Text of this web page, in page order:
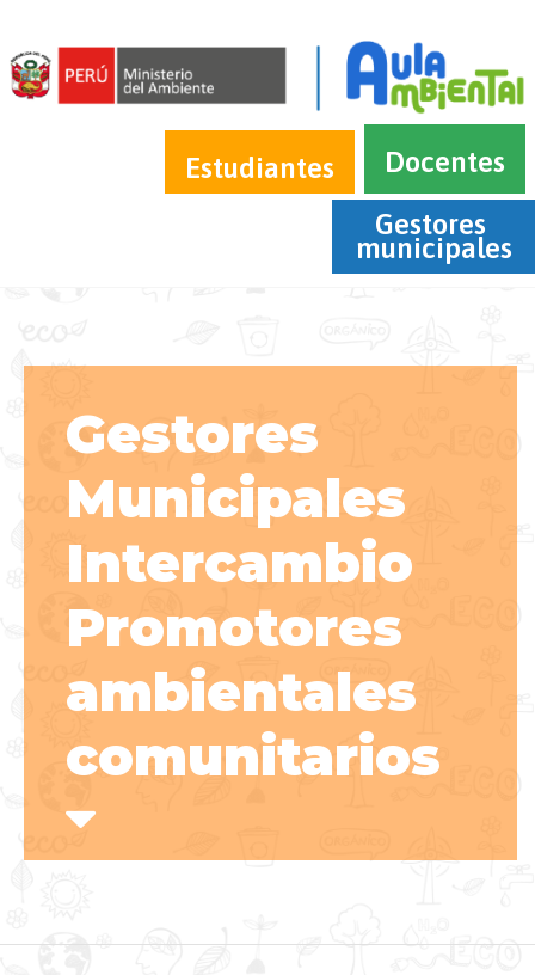
Estudiantes
Docentes
Gestores
municipales
Gestores
Municipales
Intercambio
Promotores
ambientales
comunitarios